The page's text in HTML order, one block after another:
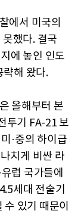
에서 미국의
했다. 결국
에 놓인 인도
략해 왔다.
올해부터 본
투기 FA-21 보
·중의 하이급
치게 비싼 라
럽 국가들에
세대 전술기
있기 때문이